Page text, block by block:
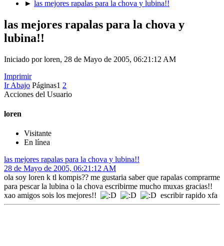
► las mejores rapalas para la chova y lubina!!
las mejores rapalas para la chova y
lubina!!
Iniciado por loren, 28 de Mayo de 2005, 06:21:12 AM
Imprimir
Ir Abajo Páginas1 2
Acciones del Usuario
loren
Visitante
En línea
las mejores rapalas para la chova y lubina!!
28 de Mayo de 2005, 06:21:12 AM
ola soy loren k tl kompis?? me gustaria saber que rapalas comprarme
para pescar la lubina o la chova escribirme mucho muxas gracias!!
xao amigos sois los mejores!!
escribir rapido xfa